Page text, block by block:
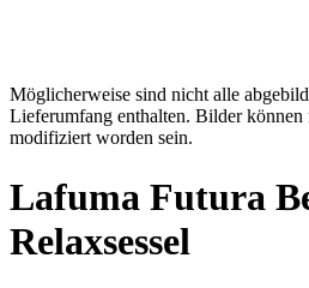
Möglicherweise sind nicht alle
Lieferumfang enthalten. Bilder
modifiziert worden sein.
Lafuma Futura
Relaxsessel